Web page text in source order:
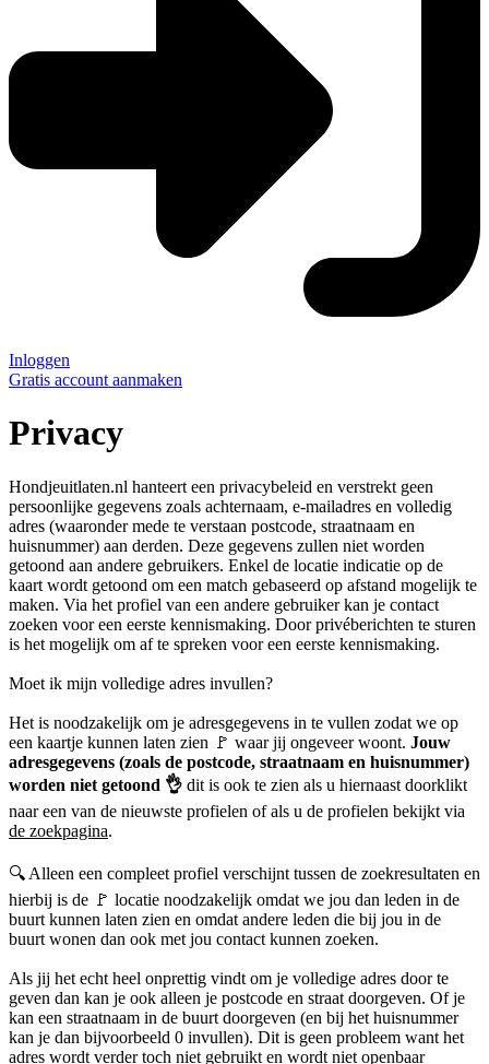
Inloggen
Gratis account aanmaken
Privacy
Hondjeuitlaten.nl hanteert een privacybeleid en verstrekt geen
persoonlijke gegevens zoals achternaam, e-mailadres en volledig
adres (waaronder mede te verstaan postcode, straatnaam en
huisnummer) aan derden. Deze gegevens zullen niet worden
getoond aan andere gebruikers. Enkel de locatie indicatie op de
kaart wordt getoond om een match gebaseerd op afstand mogelijk te
maken. Via het profiel van een andere gebruiker kan je contact
zoeken voor een eerste kennismaking. Door privéberichten te sturen
is het mogelijk om af te spreken voor een eerste kennismaking.
Moet ik mijn volledige adres invullen?
Het is noodzakelijk om je adresgegevens in te vullen zodat we op
een kaartje kunnen laten zien 🚩 waar jij ongeveer woont. Jouw
adresgegevens (zoals de postcode, straatnaam en huisnummer)
worden niet getoond 👌 dit is ook te zien als u hiernaast doorklikt
naar een van de nieuwste profielen of als u de profielen bekijkt via
de zoekpagina.
🔍 Alleen een compleet profiel verschijnt tussen de zoekresultaten en
hierbij is de 🚩 locatie noodzakelijk omdat we jou dan leden in de
buurt kunnen laten zien en omdat andere leden die bij jou in de
buurt wonen dan ook met jou contact kunnen zoeken.
Als jij het echt heel onprettig vindt om je volledige adres door te
geven dan kan je ook alleen je postcode en straat doorgeven. Of je
kan een straatnaam in de buurt doorgeven (en bij het huisnummer
kan je dan bijvoorbeeld 0 invullen). Dit is geen probleem want het
adres wordt verder toch niet gebruikt en wordt niet openbaar